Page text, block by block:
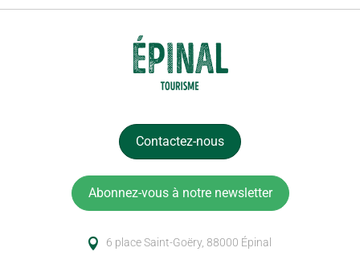
Contactez-nous
Abonnez-vous à notre newsletter
6 place Saint-Goëry, 88000 Épinal